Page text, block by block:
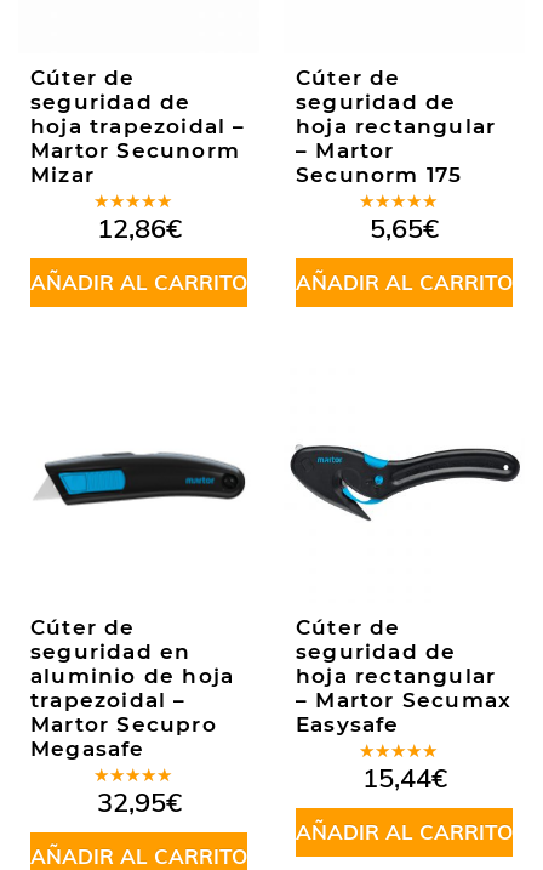
Cúter de
seguridad de
hoja trapezoidal –
Martor Secunorm
Mizar
Valorado
en5.00de
5
12,86€
AÑADIR AL CARRITO
Cúter de
seguridad de
hoja rectangular
– Martor
Secunorm 175
Valorado
en4.93de
5
5,65€
AÑADIR AL CARRITO
Cúter de
seguridad en
aluminio de hoja
trapezoidal –
Martor Secupro
Megasafe
Valorado
en5.00de
5
32,95€
AÑADIR AL CARRITO
Cúter de
seguridad de
hoja rectangular
– Martor Secumax
Easysafe
Valorado
en5.00de
5
15,44€
AÑADIR AL CARRITO